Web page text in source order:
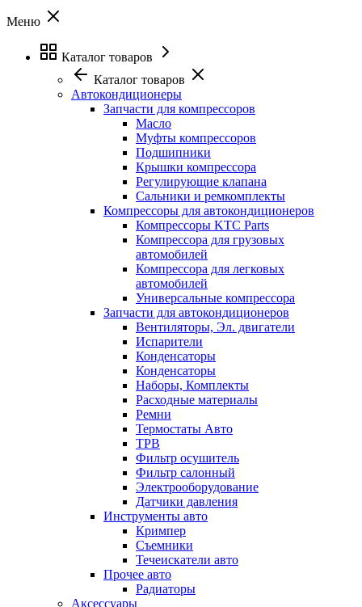
Меню
Каталог товаров
Каталог товаров
Автокондиционеры
Запчасти для компрессоров
Масло
Муфты компрессоров
Подшипники
Крышки компрессора
Регулирующие клапана
Сальники и ремкомплекты
Компрессоры для автокондиционеров
Компрессоры KTC Parts
Компрессора для грузовых
автомобилей
Компрессора для легковых
автомобилей
Универсальные компрессора
Запчасти для автокондиционеров
Вентиляторы, Эл. двигатели
Испарители
Конденсаторы
Конденсаторы
Наборы, Комплекты
Расходные материалы
Ремни
Термостаты Авто
ТРВ
Фильтр осушитель
Фильтр салонный
Электрооборудование
Датчики давления
Инструменты авто
Кримпер
Съемники
Течеискатели авто
Прочее авто
Радиаторы
Аксессуары